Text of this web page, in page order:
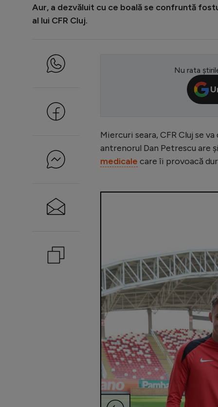
Aur, a dezvăluit cu ce boală se confruntă
al lui CFR Cluj.
Nu rata
Miercuri seara, CFR Cluj se
antrenorul Dan Petrescu are
medicale care îi provoacă